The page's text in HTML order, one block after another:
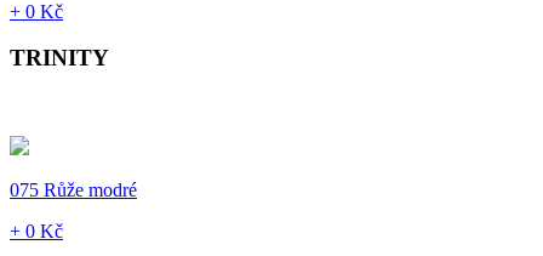
+ 0 Kč
TRINITY
075 Růže modré
+ 0 Kč